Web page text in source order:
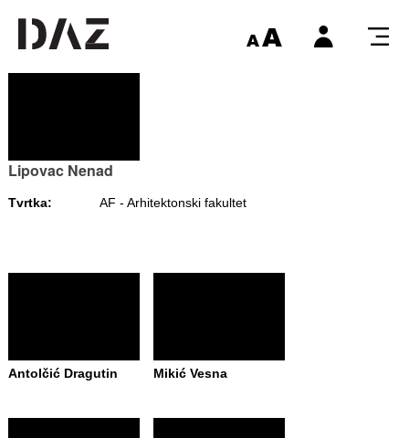
Lipovac Nenad
Tvrtka: AF - Arhitektonski fakultet
Antolčić Dragutin Mikić Vesna